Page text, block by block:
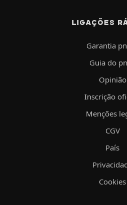
LIGAÇÕES
Garantia
Guia do
Opinião
Inscrição
Menções
CGV
País
Cookies